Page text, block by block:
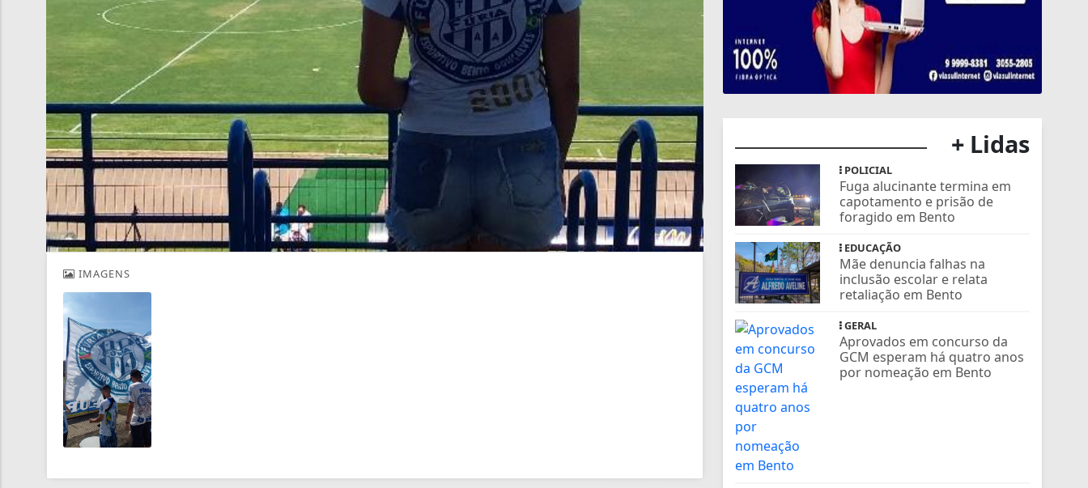
IMAGENS
+ Lidas
POLICIAL
Fuga alucinante termina em
capotamento e prisão de
foragido em Bento
EDUCAÇÃO
Mãe denuncia falhas na
inclusão escolar e relata
retaliação em Bento
GERAL
Aprovados em concurso da
GCM esperam há quatro anos
por nomeação em Bento